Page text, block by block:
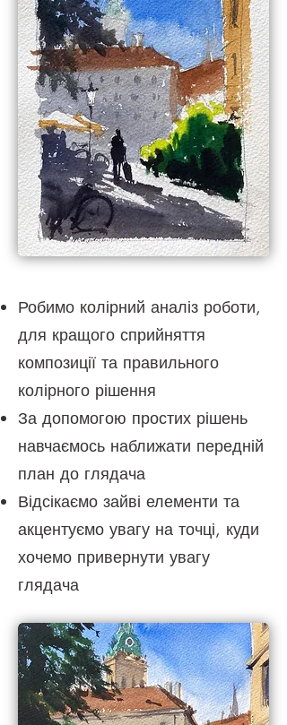
Робимо колірний аналіз роботи,
для кращого сприйняття
композиції та правильного
колірного рішення
За допомогою простих рішень
навчаємось наближати передній
план до глядача
Відсікаємо зайві елементи та
акцентуємо увагу на точці, куди
хочемо привернути увагу
глядача